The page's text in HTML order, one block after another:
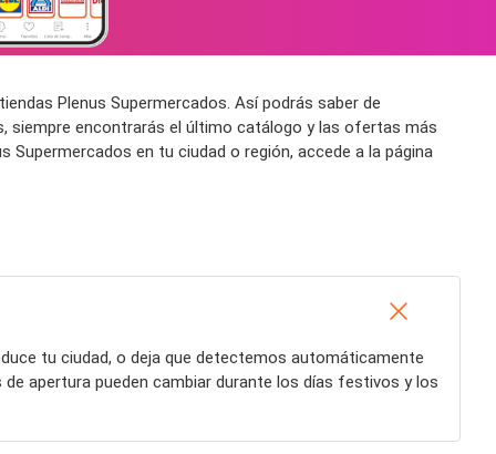
Plenus Supermercados. Así podrás saber de
siempre encontrarás el último catálogo y las ofertas más
en tu ciudad o región, accede a la página
tu ciudad, o deja que detectemos automáticamente
apertura pueden cambiar durante los días festivos y los